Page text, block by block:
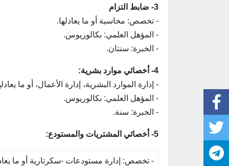
3- ضابط التزام
- تخصص: محاسبة أو ما يعادلها.
- المؤهل العلمي: بكالوريوس.
- الخبرة: سنتان.
4- أخصائي موارد بشرية:
- إدارة الموارد البشرية، إدارة الأعمال، أو ما
- المؤهل العلمي: بكالوريوس.
- الخبرة: سنة.
5- أخصائي المشتريات والمستودع:
- تخصص: إدارة مستودعات -سكرتارية أو ما